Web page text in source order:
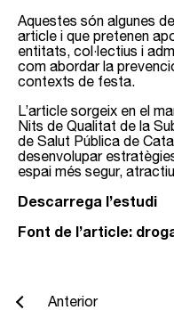
Aquestes són algunes
article i que pretenen
entitats, col·lectius i
com abordar la
contexts de festa.
L’article sorgeix en el
Nits de Qualitat de la
de Salut Pública de
desenvolupar
espai més segur,
Descarrega l’estudi
Font de l’article:
Anterior